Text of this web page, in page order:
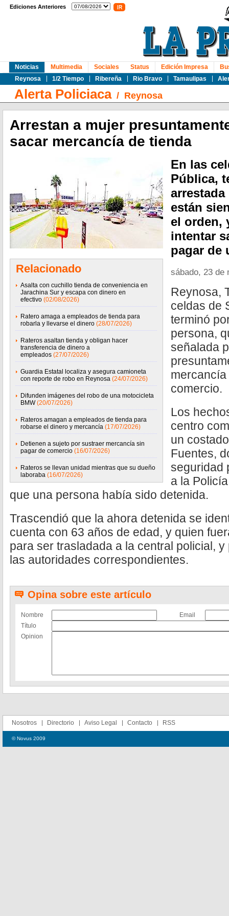
Ediciones Anteriores
Noticias
Reynosa
1/2 Tiempo Ribereña Rio Bravo Tamaulipas
Multimedia Sociales Status Edición Impresa
Alerta Policiaca/ Reynosa
Arrestan a mujer
sacar mercancía de tienda
Relacionado
Asalta con cuchillo tienda de conveniencia en
Jarachina Sur y escapa con dinero en
efectivo (02/08/2026)
Ratero amaga a empleados de tienda para
robarla y llevarse el dinero (28/07/2026)
Rateros asaltan tienda y obligan hacer
transferencia de dinero a
empleados (27/07/2026)
Guardia Estatal localiza y asegura camioneta
con reporte de robo en Reynosa (24/07/2026)
Difunden imágenes del robo de una motocicleta
BMW (20/07/2026)
Rateros amagan a empleados de tienda para
robarse el dinero y mercancía (17/07/2026)
Detienen a sujeto por sustraer mercancía sin
pagar de comercio (16/07/2026)
Rateros se llevan unidad mientras que su dueño
laboraba (16/07/2026)
En las
Pública,
están
el orden,
intentar
pagar de
sábado, 23 de
Reynosa,
celdas de
terminó
persona,
señalada
comercio.
Los
centro
un
Fuentes,
seguridad
a la
que una persona había sido detenida.
Trascendió que la ahora detenida se
cuenta con 63 años de edad, y quien
para ser trasladada a la central policial,
las autoridades correspondientes.
Opina sobre este artículo
Nombre
Email
Título
Opinion
Nosotros Directorio Aviso Legal Contacto RSS
© Novus 2009